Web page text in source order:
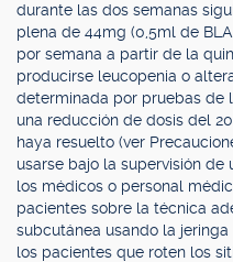
durante las dos semanas
plena de 44mg (0,5ml de
por semana a partir de la
producirse leucopenia o
determinada por pruebas de
una reducción de dosis del
haya resuelto (ver
usarse bajo la supervisión
los médicos o personal
pacientes sobre la técnica
subcutánea usando la
los pacientes que roten los